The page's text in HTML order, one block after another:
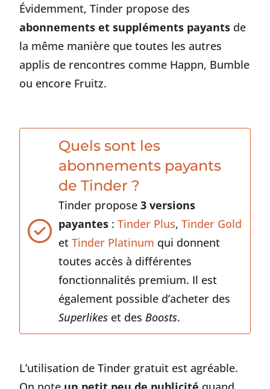
Évidemment, Tinder propose des
abonnements et suppléments payants de
la même manière que toutes les autres
applis de rencontres comme Happn, Bumble
ou encore Fruitz.
Quels sont les
abonnements payants
de Tinder ?
Tinder propose3 versions
payantes :Tinder Plus,Tinder Gold
etTinder Platinum qui donnent
toutes accès à différentes
fonctionnalités premium. Il est
également possible d’acheter des
Superlikes et des Boosts.
L’utilisation de Tinder gratuit est agréable.